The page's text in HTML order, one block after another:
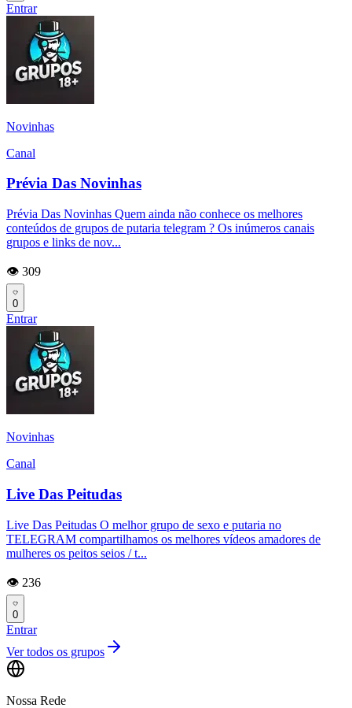
Entrar
Novinhas
Canal
Prévia Das Novinhas
Prévia Das Novinhas Quem ainda não conhece os melhores
conteúdos de grupos de putaria telegram ? Os inúmeros canais
grupos e links de nov...
👁️ 309
0
Entrar
Novinhas
Canal
Live Das Peitudas
Live Das Peitudas O melhor grupo de sexo e putaria no
TELEGRAM compartilhamos os melhores vídeos amadores de
mulheres os peitos seios / t...
👁️ 236
0
Entrar
Ver todos os grupos
Nossa Rede